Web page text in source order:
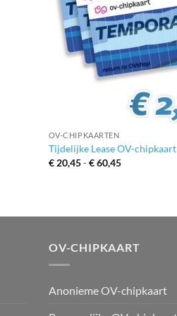
OV-CHIPKAARTEN
Tijdelijke Lease OV-chipkaart
€20,45-€60,45Prijsklasse:
OV-CHIPKAART
Anonieme OV-chipkaart